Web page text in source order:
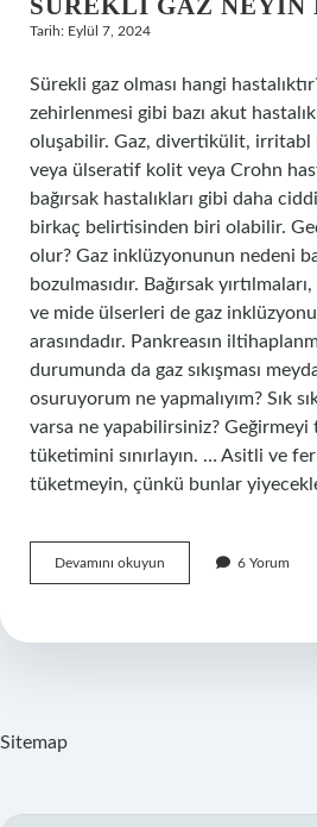
SUREKLI GAZ NEYIN
Tarih: Eylül 7, 2024
Sürekli gaz olması hangi
zehirlenmesi gibi bazı akut
oluşabilir. Gaz, divertikülit, irritabl
veya ülseratif kolit veya Crohn
bağırsak hastalıkları gibi daha
birkaç belirtisinden biri olabilir.
olur? Gaz inklüzyonunun nedeni
bozulmasıdır. Bağırsak
ve mide ülserleri de gaz
arasındadır. Pankreasın
durumunda da gaz sıkışması
osuruyorum ne yapmalıyım? Sık
varsa ne yapabilirsiniz?
tüketimini sınırlayın. … Asitli ve
tüketmeyin, çünkü bunlar
Devamını okuyun
Gaz
6 Yorum
Sitemap